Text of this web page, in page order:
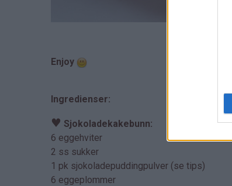
Enjoy
Ingredienser:
♥ Sjokoladekakebunn:
6 eggehviter
2 ss sukker
1 pk sjokoladepuddingpulver (se tips)
6 eggeplommer